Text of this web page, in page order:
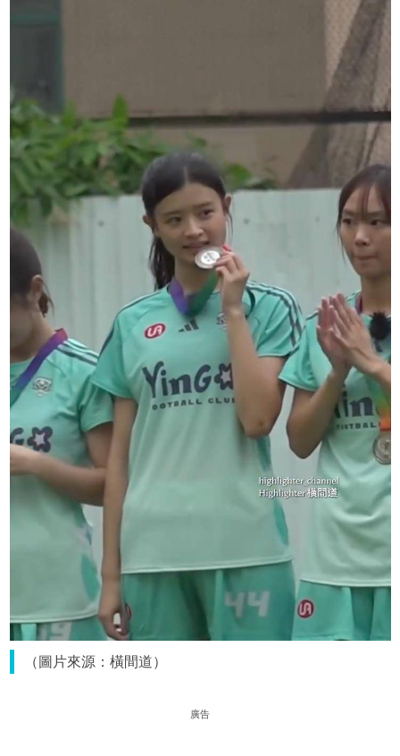
（圖片來源：橫間道）
廣告